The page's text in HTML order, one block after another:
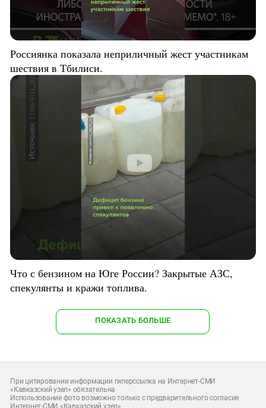
Россиянка показала неприличный жест участникам
шествия в Тбилиси.
Что с бензином на Юге России? Закрытые АЗС,
спекулянты и кражи топлива.
ПОКАЗАТЬ БОЛЬШЕ
При цитировании информации гиперссылка на Интернет-СМИ
«Кавказский узел» обязательна
Использование фото возможно только с предварительного согласия
Интернет-СМИ «Кавказский узел»